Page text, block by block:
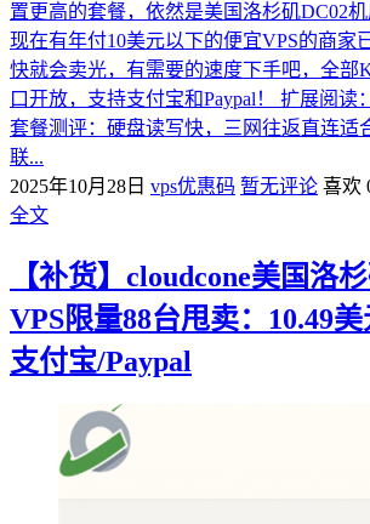
置更高的套餐，依然是美国洛杉矶DC02机
现在有年付10美元以下的便宜VPS的商家
快就会卖光，有需要的速度下手吧，全部
口开放，支持支付宝和Paypal！ 扩展阅读
套餐测评：硬盘读写快，三网往返直连适
联...
2025年10月28日 vps优惠码 暂无评论 喜欢
全文
【补货】cloudcone美国洛
VPS限量88台甩卖：10.49
支付宝/Paypal